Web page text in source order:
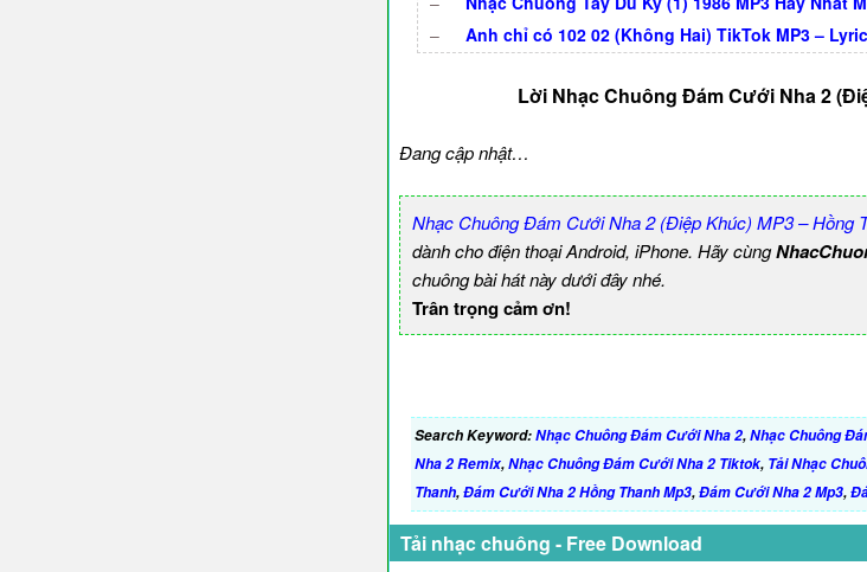
–
Anh chỉ có 102 02 (Không Hai) TikTok MP3 –
Lời Nhạc Chuông Đám Cưới Nha 2
Đang cập nhật…
Nhạc Chuông Đám Cưới Nha 2 (Điệp Khúc) MP3 – Hồng
dành cho điện thoại Android, iPhone. Hãy cùng
chuông bài hát này dưới đây nhé.
Trân trọng cảm ơn!
Search Keyword:Nhạc Chuông Đám Cưới Nha 2,Nhạc Chuông
Nha 2 Remix,Nhạc Chuông Đám Cưới Nha 2 Tiktok, Tải Nhạc
Thanh,Đám Cưới Nha 2 Hồng Thanh Mp3,Đám Cưới Nha 2 Mp3,
Tải nhạc chuông - Free Download